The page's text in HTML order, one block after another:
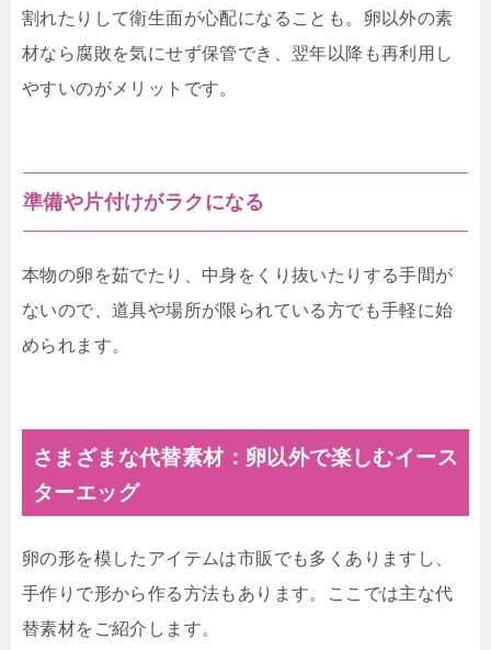
割れたりして衛生面が心配になることも。卵以外の素
材なら腐敗を気にせず保管でき、翌年以降も再利用し
やすいのがメリットです。
準備や片付けがラクになる
本物の卵を茹でたり、中身をくり抜いたりする手間が
ないので、道具や場所が限られている方でも手軽に始
められます。
さまざまな代替素材：卵以外で楽しむイース
ターエッグ
卵の形を模したアイテムは市販でも多くありますし、
手作りで形から作る方法もあります。ここでは主な代
替素材をご紹介します。